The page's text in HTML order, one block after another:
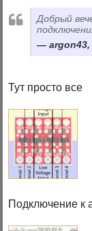
Добрый
argon43,
Тут просто все
Подключение к